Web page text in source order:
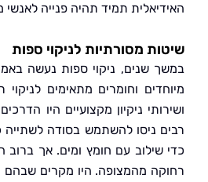
תמיד תהיה פנייה לאנשי מקצוע.
מסורתיות לניקוי ספות
שנים, ניקוי ספות נעשה באמצעות
וחומרים מתאימים לניקוי רהיטים.
ניקיון מקצועיים היו הדרכים
ניסו להשתמש בסודה לשתייה כחומר
עם חומץ ומים. אך ברוב
מהמצופה. היו מקרים שבהם רצים